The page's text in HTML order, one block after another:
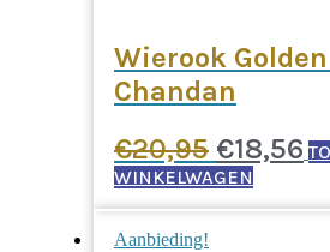
Wierook
Chandan
€20,95
prijs
was:
€18,56
WINKELWAGEN
Aanbieding!